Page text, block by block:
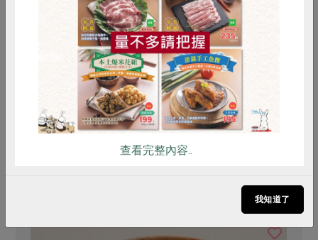
# 黑木耳
你可能有興趣的食譜
RPET 食譜 減硝酸鹽
雞蛋 食安 共同購買
查看完整內容..
我知道了